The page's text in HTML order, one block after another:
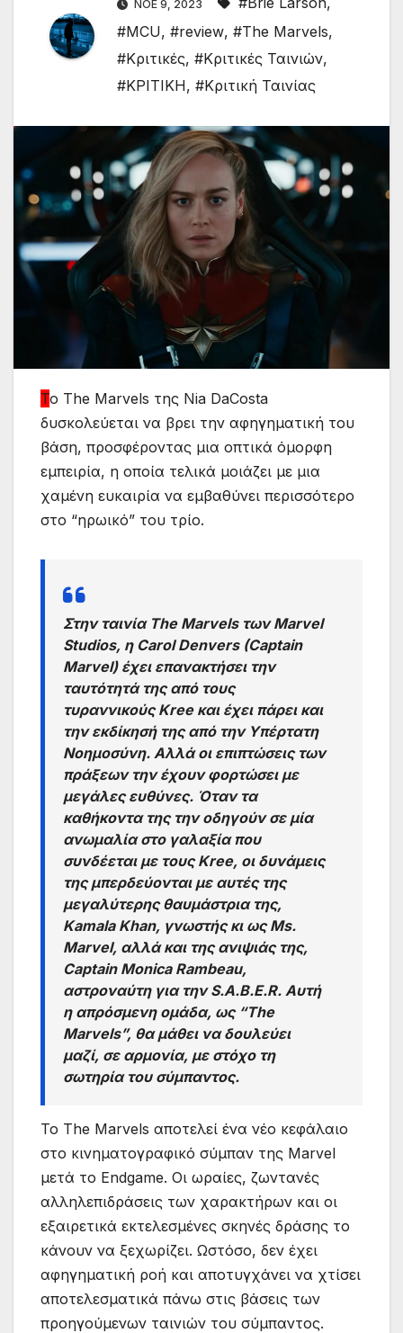
ΝΟΈ 9, 2023
#MCU, #review, #The Marvels,
#Κριτικές, #Κριτικές Ταινιών,
#ΚΡΙΤΙΚΗ, #Κριτική Ταινίας
Το The Marvels της Nia DaCosta
δυσκολεύεται να βρει την αφηγηματική του
βάση, προσφέροντας μια οπτικά όμορφη
εμπειρία, η οποία τελικά μοιάζει με μια
χαμένη ευκαιρία να εμβαθύνει περισσότερο
στο “ηρωικό” του τρίο.
Στην ταινία The Marvels των Marvel
Studios, η Carol Denvers (Captain
Marvel) έχει επανακτήσει την
ταυτότητά της από τους
τυραννικούς Kree και έχει πάρει και
την εκδίκησή της από την Υπέρτατη
Νοημοσύνη. Αλλά οι επιπτώσεις των
πράξεων την έχουν φορτώσει με
μεγάλες ευθύνες. Όταν τα
καθήκοντα της την οδηγούν σε μία
ανωμαλία στο γαλαξία που
συνδέεται με τους Kree, οι δυνάμεις
της μπερδεύονται με αυτές της
μεγαλύτερης θαυμάστρια της,
Kamala Khan, γνωστής κι ως Ms.
Marvel, αλλά και της ανιψιάς της,
Captain Monica Rambeau,
αστροναύτη για την S.A.B.E.R. Αυτή
η απρόσμενη ομάδα, ως “The
Marvels”, θα μάθει να δουλεύει
μαζί, σε αρμονία, με στόχο τη
σωτηρία του σύμπαντος.
Το The Marvels αποτελεί ένα νέο κεφάλαιο
στο κινηματογραφικό σύμπαν της Marvel
μετά το Endgame. Οι ωραίες, ζωντανές
αλληλεπιδράσεις των χαρακτήρων και οι
εξαιρετικά εκτελεσμένες σκηνές δράσης το
κάνουν να ξεχωρίζει. Ωστόσο, δεν έχει
αφηγηματική ροή και αποτυγχάνει να χτίσει
αποτελεσματικά πάνω στις βάσεις των
προηγούμενων ταινιών του σύμπαντος.